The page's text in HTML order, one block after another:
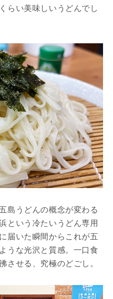
らい美味しいうどんでし
島うどんの概念が変わる
という冷たいうどん専用
届いた瞬間からこれが五
うな光沢と質感。一口食
させる、究極のどごし。